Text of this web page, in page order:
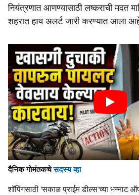
नियंत्रणात आणण्यासाठी लष्कराची मदत
शहरात हाय अलर्ट जारी करण्यात आला
दैनिक गोमंतकचेसदस्य व्हा
शॉपिंगसाठी 'सकाळ प्राईम डील्स'च्या भन्नाट